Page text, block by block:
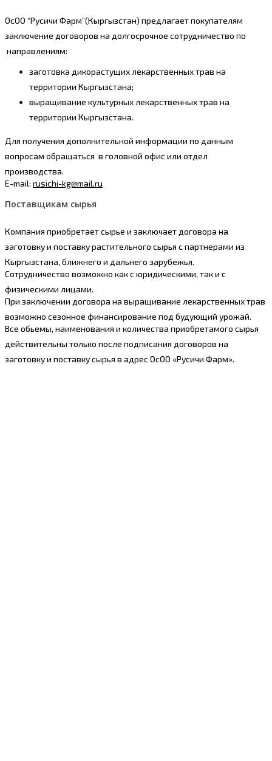
ОсОО “Русичи Фарм”(Кыргызстан) предлагает покупателям
заключение договоров на долгосрочное сотрудничество по
направлениям:
заготовка дикорастущих лекарственных трав на
территории Кыргызстана;
выращивание культурных лекарственных трав на
территории Кыргызстана.
Для получения дополнительной информации по данным
вопросам обращаться в головной офис или отдел
производства.
E-mail: rusichi-kg@mail.ru
Поставщикам сырья
Компания приобретает сырье и заключает договора на
заготовку и поставку растительного сырья с партнерами из
Кыргызстана, ближнего и дальнего зарубежья.
Сотрудничество возможно как с юридическими, так и с
физическими лицами.
При заключении договора на выращивание лекарственных трав
возможно сезонное финансирование под будующий урожай.
Все обьемы, наименования и количества приобретамого сырья
действительны только после подписания договоров на
заготовку и поставку сырья в адрес ОсОО «Русичи Фарм».